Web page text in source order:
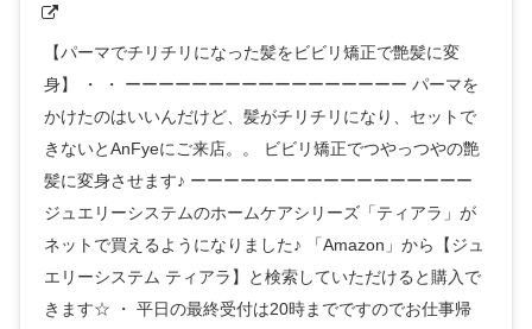
【パーマでチリチリになった髪をビビリ矯正で艶髪に変
身】 ・ ・ ーーーーーーーーーーーーーーーーー パーマを
かけたのはいいんだけど、髪がチリチリになり、セットで
きないとAnFyeにご来店。。 ビビリ矯正でつやっつやの艶
髪に変身させます♪ ーーーーーーーーーーーーーーーーー
ジュエリーシステムのホームケアシリーズ「ティアラ」が
ネットで買えるようになりました♪ 「Amazon」から【ジュ
エリーシステム ティアラ】と検索していただけると購入で
きます☆ ・ 平日の最終受付は20時までですのでお仕事帰